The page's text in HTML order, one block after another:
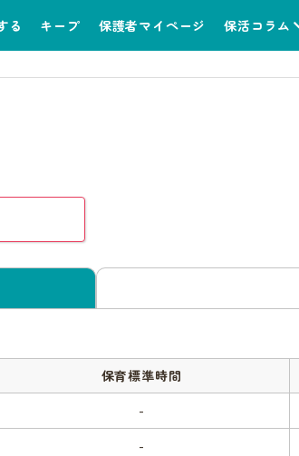
る キープ 保護者マイページ 保活コラム
保育標準時間
-
-